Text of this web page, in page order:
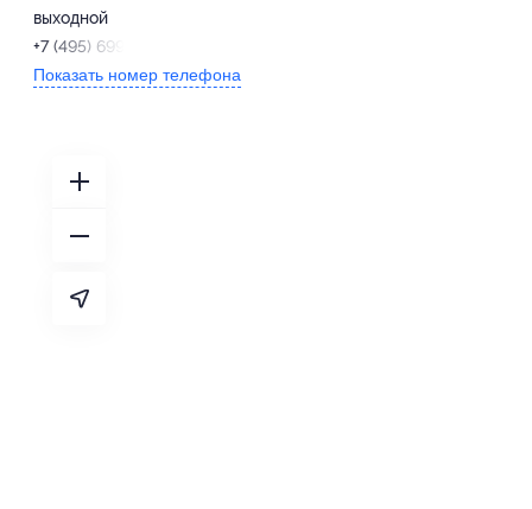
выходной
+7 (495) 699-17-79
Показать номер телефона